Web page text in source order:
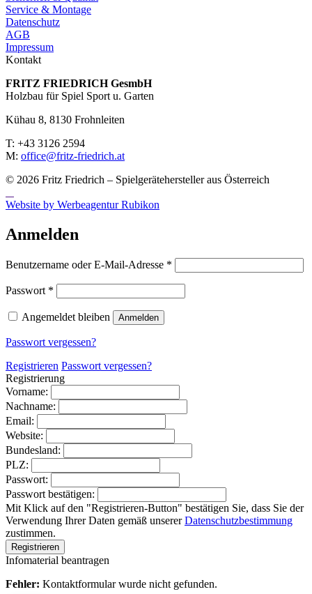
Service & Montage
Datenschutz
AGB
Impressum
Kontakt
FRITZ FRIED­RICH GesmbH
Holzbau für Spiel Sport u. Garten
Kühau 8, 8130 Frohn­leiten
T: +43 3126 2594
M: office@fritz-fried­rich.at
© 2026 Fritz Friedrich – Spielgerätehersteller aus Österreich
Website by Werbeagentur Rubikon
Anmelden
Benutzername oder E-Mail-Adresse *
Passwort *
Angemeldet bleiben Anmelden
Passwort vergessen?
Registrieren Passwort vergessen?
Registrierung
Vorname:
Nachname:
Email:
Website:
Bundesland:
PLZ:
Passwort:
Passwort bestätigen:
Mit Klick auf den "Registrieren-Button" bestätigen Sie, dass Sie der
Verwendung Ihrer Daten gemäß unsererDatenschutzbestimmung
zustimmen.
Infomaterial beantragen
Fehler: Kontaktformular wurde nicht gefunden.